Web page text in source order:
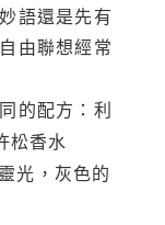
語還是先有
由聯想經常
的配方：利
松香水
光，灰色的